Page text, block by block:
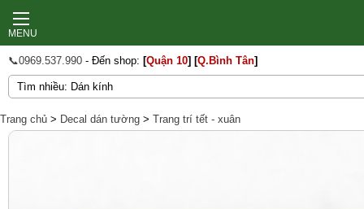
MENU
📞0969.537.990 - Đến shop: [Quận 10] [Q.Bình Tân]
Trang chủ > Decal dán tường > Trang trí tết - xuân